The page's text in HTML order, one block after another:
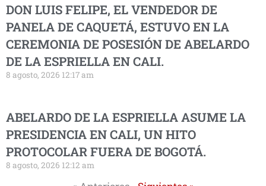
DON LUIS FELIPE, EL VENDEDOR DE
PANELA DE CAQUETÁ, ESTUVO EN LA
CEREMONIA DE POSESIÓN DE ABELARDO
DE LA ESPRIELLA EN CALI.
8 agosto, 2026 12:17 am
ABELARDO DE LA ESPRIELLA ASUME LA
PRESIDENCIA EN CALI, UN HITO
PROTOCOLAR FUERA DE BOGOTÁ.
8 agosto, 2026 12:12 am